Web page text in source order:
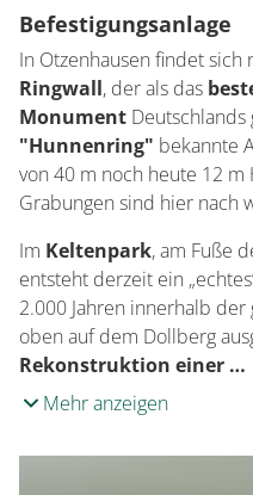
Befestigungsanlage
In Otzenhausen findet sich
Ringwall, der als das
Monument Deutschlands
"Hunnenring" bekannte
von 40 m noch heute 12 m
Grabungen sind hier nach
Im Keltenpark, am Fuße
entsteht derzeit ein
2.000 Jahren innerhalb der
oben auf dem Dollberg
Rekonstruktion einer …
Mehr anzeigen